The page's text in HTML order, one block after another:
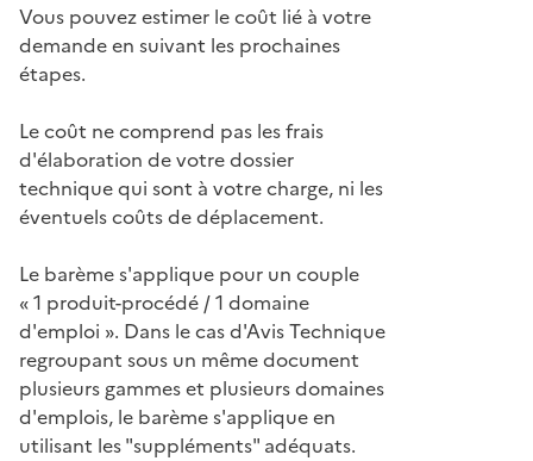
Vous pouvez estimer le coût lié à votre
demande en suivant les prochaines
étapes.
Le coût ne comprend pas les frais
d'élaboration de votre dossier
technique qui sont à votre charge, ni les
éventuels coûts de déplacement.
Le barème s'applique pour un couple
« 1 produit-procédé / 1 domaine
d'emploi ». Dans le cas d'Avis Technique
regroupant sous un même document
plusieurs gammes et plusieurs domaines
d'emplois, le barème s'applique en
utilisant les "suppléments" adéquats.